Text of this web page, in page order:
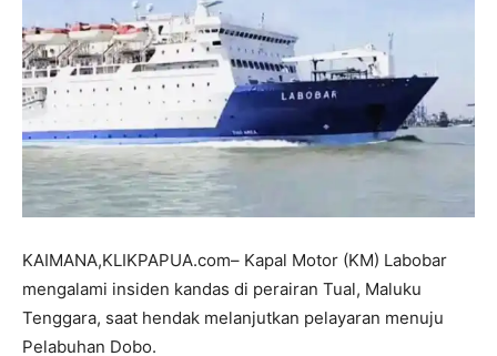
KAIMANA,KLIKPAPUA.com– Kapal Motor (KM) Labobar
mengalami insiden kandas di perairan Tual, Maluku
Tenggara, saat hendak melanjutkan pelayaran menuju
Pelabuhan Dobo.